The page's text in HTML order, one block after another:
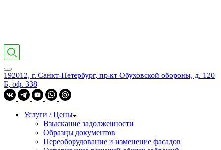
192012, г. Санкт-Петербург, пр-кт Обуховской обороны, д. 120
Б, оф. 338
Услуги / Цены
Взыскание задолженности
Образцы документов
Переоборудование и изменение фасадов